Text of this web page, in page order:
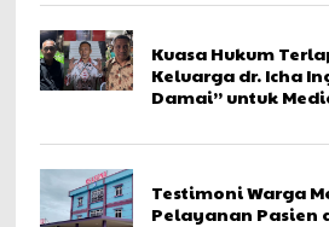
Kuasa Hukum
Keluarga dr. Icha
Damai” untuk
Testimoni Warga
Pelayanan Pasien